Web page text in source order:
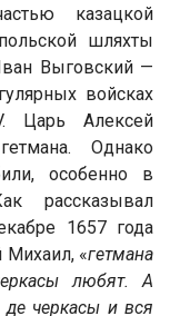
казацкой
шляхты
Выговский —
войсках
Царь Алексей
Однако
особенно в
рассказывал
1657 года
Михаил, «гетмана
любят. А
черкасы и вся